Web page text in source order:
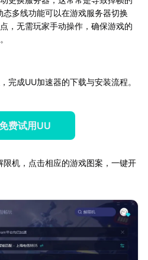
态多线功能可以在游戏服务器切换
，无需玩家手动操作，确保游戏的
完成UU加速器的下载与安装流程。
费试用UU
机，点击相应的游戏图案，一键开